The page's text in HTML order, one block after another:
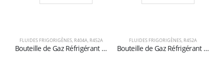
FLUIDES FRIGORIGÈNES, R404A, R452A
Bouteille de Gaz Réfrigérant R452A – 10kg – (T-PED) – Vanne 1/4″ SAE
FLUIDES FRIGORIGÈNES, R452A
Bouteille de Gaz Réfrigérant R452A – 5kg – (T-PED) – Vanne 1/4″ SAE